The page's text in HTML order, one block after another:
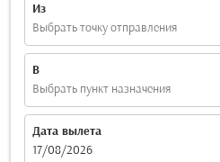
Из
Выбрать точку отправления
В
Выбрать пункт назначения
Дата вылета
fc-booking-departure-date-aria-label
17/08/2026